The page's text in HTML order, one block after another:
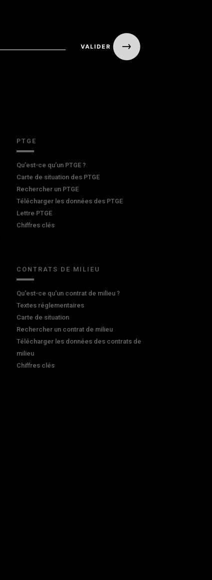
PTGE
Qu’est-ce qu’un PTGE ?
Carte de situation des PTGE
Rechercher un PTGE
Télécharger les données des PTGE
Lettre PTGE
Chiffres clés
CONTRATS DE MILIEU
Qu'est-ce qu'un contrat de milieu ?
Textes réglementaires
Carte de situation
Rechercher un contrat de milieu
Télécharger les données des contrats de
milieu
Chiffres clés